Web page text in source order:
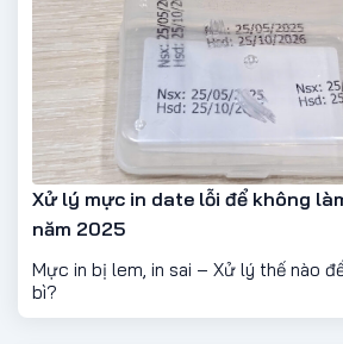
Xử lý mực in date lỗi để không
năm 2025
Mực in bị lem, in sai – Xử lý thế nào
bì?